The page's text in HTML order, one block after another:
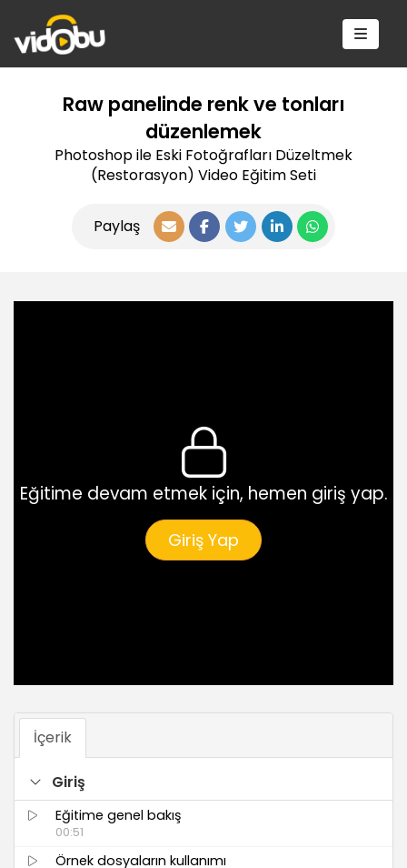
Raw panelinde renk ve tonları
düzenlemek
Photoshop ile Eski Fotoğrafları Düzeltmek
(Restorasyon) Video Eğitim Seti
Paylaş
Eğitime devam etmek için, hemen giriş yap.
Giriş Yap
İçerik
Giriş
Eğitime genel bakış
00:51
Örnek dosyaların kullanımı